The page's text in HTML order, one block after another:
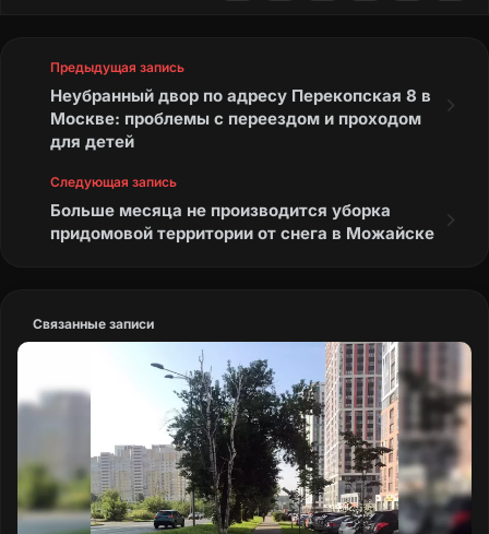
Предыдущая запись
Неубранный двор по адресу Перекопская 8 в
Москве: проблемы с переездом и проходом
для детей
Следующая запись
Больше месяца не производится уборка
придомовой территории от снега в Можайске
Связанные записи